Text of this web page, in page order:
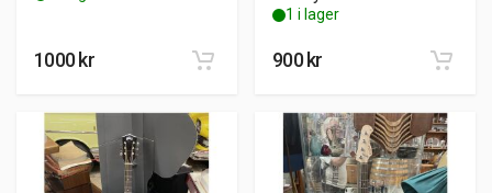
1000kr
1 i lager
900kr